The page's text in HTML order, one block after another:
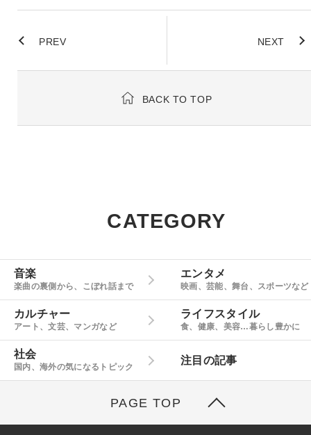
PREV NEXT
BACK TO TOP
CATEGORY
音楽
楽曲の裏側から、こぼれ話まで
エンタメ
映画、芸能、舞台、スポーツなど
カルチャー
アート、文芸、マンガなど
ライフスタイル
食、健康、美容…暮らし豊かに
社会
国内、海外の気になるトピック
注目の記事
PAGE TOP